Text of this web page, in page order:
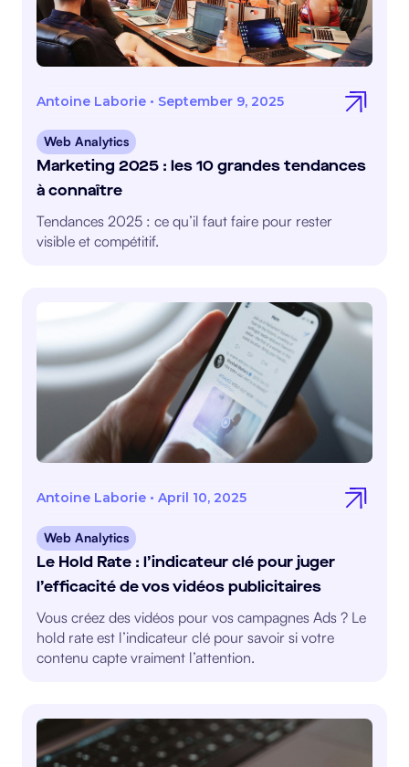
Antoine Laborie • September 9, 2025
Marketing 2025 : les 10 grandes tendances
à connaître
Web Analytics
Tendances 2025 : ce qu’il faut faire pour rester
visible et compétitif.
Antoine Laborie • April 10, 2025
Le Hold Rate : l’indicateur clé pour juger
l’efficacité de vos vidéos publicitaires
Web Analytics
Vous créez des vidéos pour vos campagnes Ads ? Le
hold rate est l’indicateur clé pour savoir si votre
contenu capte vraiment l’attention.